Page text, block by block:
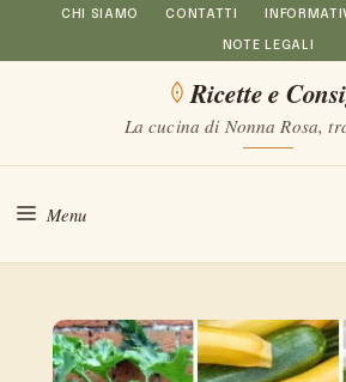
al
CHI SIAMO CONTATTI
NOTE LEGALI
Ricette e
La cucina di Nonna Rosa,
Menu